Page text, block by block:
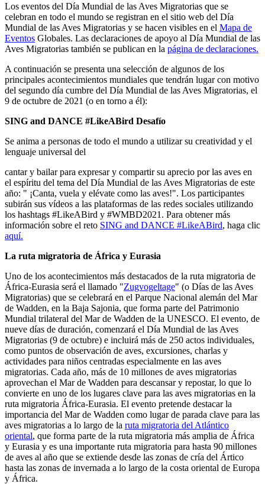
Los eventos del Día Mundial de las Aves Migratorias que se
celebran en todo el mundo se registran en el sitio web del Día
Mundial de las Aves Migratorias y se hacen visibles en el Mapa de
Eventos Globales. Las declaraciones de apoyo al Día Mundial de las
Aves Migratorias también se publican en la página de declaraciones.
A continuación se presenta una selección de algunos de los
principales acontecimientos mundiales que tendrán lugar con motivo
del segundo día cumbre del Día Mundial de las Aves Migratorias, el
9 de octubre de 2021 (o en torno a él):
SING and DANCE #LikeABird Desafío
Se anima a personas de todo el mundo a utilizar su creatividad y el
lenguaje universal del
cantar y bailar para expresar y compartir su aprecio por las aves en
el espíritu del tema del Día Mundial de las Aves Migratorias de este
año: " ¡Canta, vuela y elévate como las aves!". Los participantes
subirán sus vídeos a las plataformas de las redes sociales utilizando
los hashtags #LikeABird y #WMBD2021. Para obtener más
información sobre el reto SING and DANCE #LikeABird, haga clic
aquí.
La ruta migratoria de África y Eurasia
Uno de los acontecimientos más destacados de la ruta migratoria de
África-Eurasia será el llamado "Zugvogeltage" (o Días de las Aves
Migratorias) que se celebrará en el Parque Nacional alemán del Mar
de Wadden, en la Baja Sajonia, que forma parte del Patrimonio
Mundial trilateral del Mar de Wadden de la UNESCO. El evento, de
nueve días de duración, comenzará el Día Mundial de las Aves
Migratorias (9 de octubre) e incluirá más de 250 actos individuales,
como puntos de observación de aves, excursiones, charlas y
actividades para niños centradas especialmente en las aves
migratorias. Cada año, más de 10 millones de aves migratorias
aprovechan el Mar de Wadden para descansar y repostar, lo que lo
convierte en uno de los lugares clave para las aves migratorias en la
ruta migratoria África-Eurasia. El evento pretende destacar la
importancia del Mar de Wadden como lugar de parada clave para las
aves migratorias a lo largo de la ruta migratoria del Atlántico
oriental, que forma parte de la ruta migratoria más amplia de África
y Eurasia y es una importante ruta migratoria para hasta 90 millones
de aves al año que se extiende desde las zonas de cría del Ártico
hasta las zonas de invernada a lo largo de la costa oriental de Europa
y África.